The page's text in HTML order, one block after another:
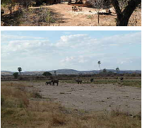
Show larger version